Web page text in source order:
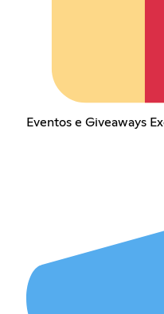
Eventos e Giveaways